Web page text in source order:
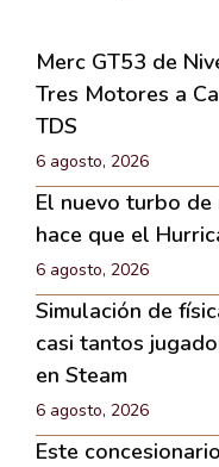
Merc GT53 de
Tres Motores a
TDS
6 agosto, 2026
El nuevo turbo
hace que el
6 agosto, 2026
Simulación de
casi tantos
en Steam
6 agosto, 2026
Este